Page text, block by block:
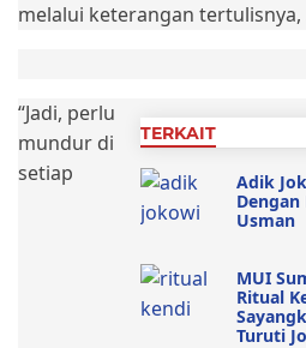
melalui keterangan tertulisnya,
TERKAIT
Adik
Usman
MUI
Ritual
Turuti
“Jadi, perlu
mundur di
setiap